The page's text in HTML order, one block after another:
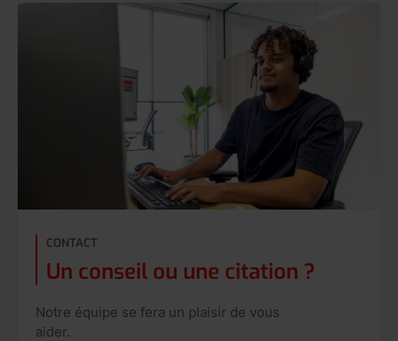
CONTACT
Un conseil ou une citation ?
Notre équipe se fera un plaisir de vous
aider.